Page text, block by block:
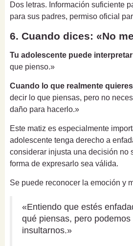
Dos letras. Información suficiente
para sus padres, permiso oficial
6. Cuando dices: «No
Tu adolescente puede
que pienso.»
Cuando lo que realmente
decir lo que piensas, pero no
daño para hacerlo.»
Este matiz es especialmente
adolescente tenga derecho a
considerar injusta una decisión no
forma de expresarlo sea válida.
Se puede reconocer la emoción y
«Entiendo que estés
qué piensas, pero podemos
insultarnos.»